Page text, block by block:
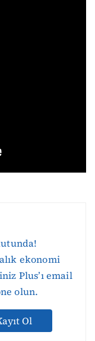
ekonomi
Plus’ı email
olun.
Ol